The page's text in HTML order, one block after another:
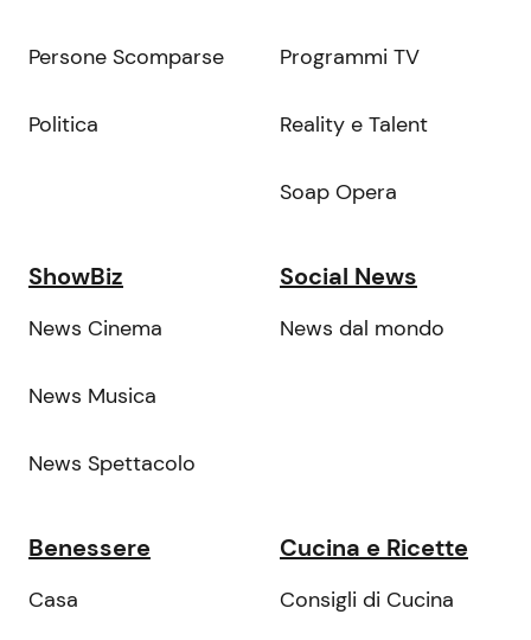
Persone Scomparse
Politica
Programmi TV
Reality e Talent
Soap Opera
ShowBiz
News Cinema
News Musica
News Spettacolo
Social News
News dal mondo
Benessere
Casa
Cucina e Ricette
Consigli di Cucina